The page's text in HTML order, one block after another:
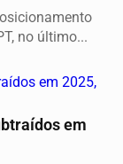
no último...
em